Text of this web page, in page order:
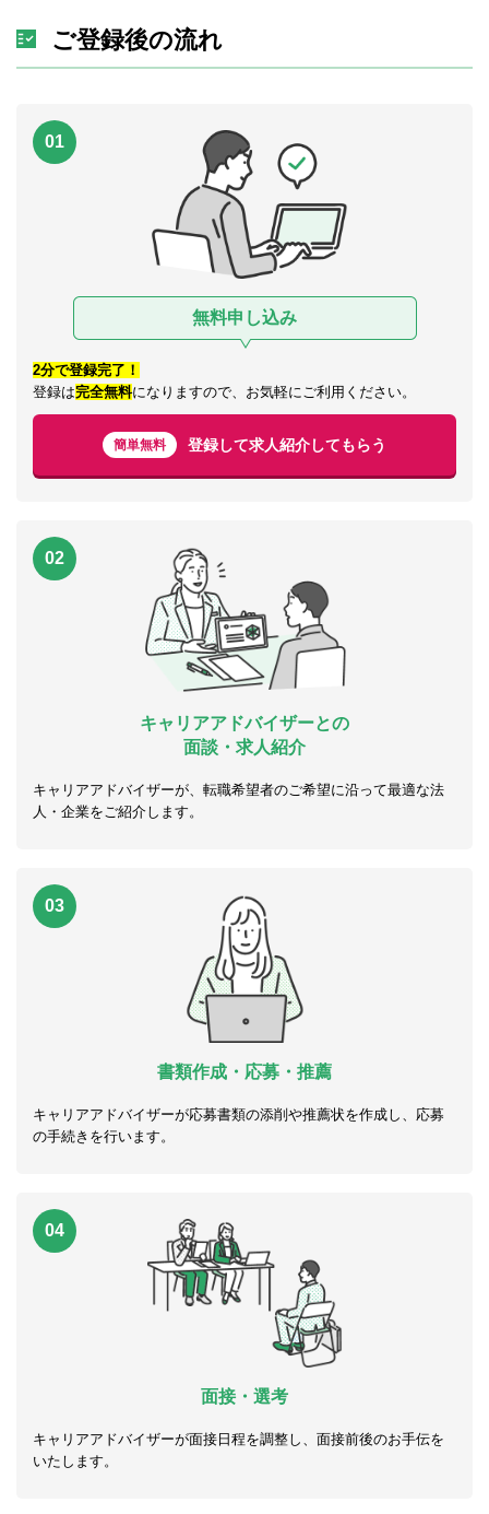
ご登録後の流れ
01
無料申し込み
2分で登録完了！
登録は完全無料になりますので、お気軽にご利用ください。
簡単無料 登録して求人紹介してもらう
02
キャリアアドバイザーとの
面談・求人紹介
キャリアアドバイザーが、転職希望者のご希望に沿って最適な法
人・企業をご紹介します。
03
書類作成・応募・推薦
キャリアアドバイザーが応募書類の添削や推薦状を作成し、応募
の手続きを行います。
04
面接・選考
キャリアアドバイザーが面接日程を調整し、面接前後のお手伝を
いたします。